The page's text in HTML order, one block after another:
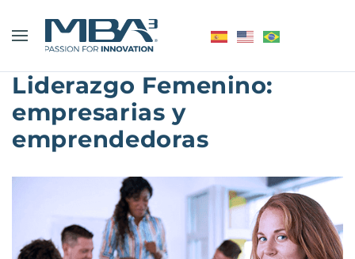
Liderazgo Femenino:
empresarias y
emprendedoras